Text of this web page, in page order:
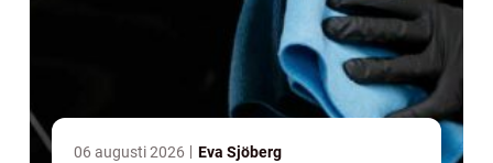
06 augusti 2026 Eva Sjöberg